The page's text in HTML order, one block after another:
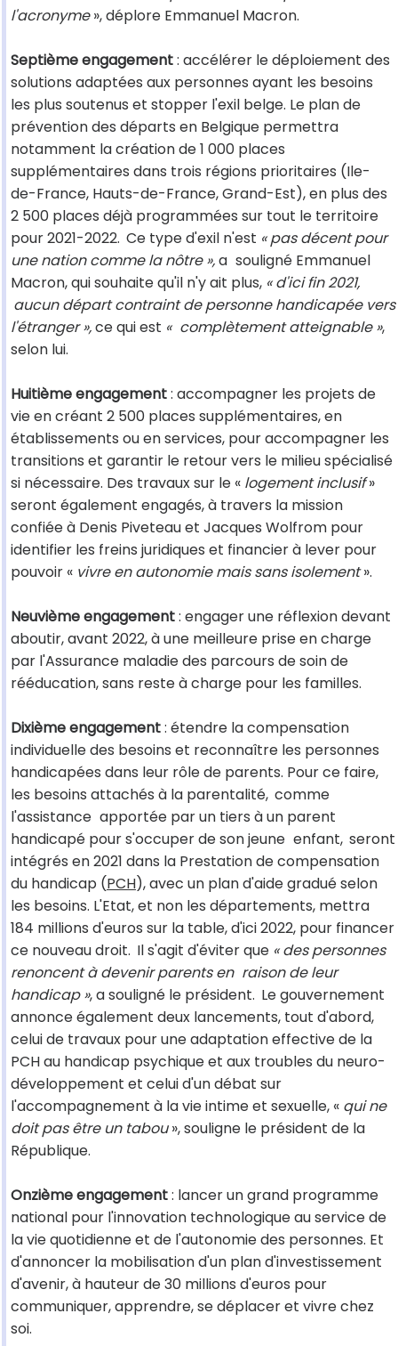
l'acronyme», déplore Emmanuel Macron.
Septième engagement: accélérer le déploiement des
solutions adaptées aux personnes ayant les besoins
les plus soutenus et stopper l'exil belge. Le plan de
prévention des départs en Belgique permettra
notamment la création de 1 000 places
supplémentaires dans trois régions prioritaires (Ile-
de-France, Hauts-de-France, Grand-Est), en plus des
2 500 places déjà programmées sur tout le territoire
pour 2021-2022. Ce type d'exil n'est « pas décent pour
une nation comme la nôtre »,a souligné Emmanuel
Macron, qui souhaite qu'il n'y ait plus, « d'ici fin 2021,
aucun départ contraint de personne handicapée vers
l'étranger »,ce qui est « complètement atteignable »,
selon lui.
Huitième engagement: accompagner les projets de
vie en créant 2 500 places supplémentaires, en
établissements ou en services, pour accompagner les
transitions et garantir le retour vers le milieu spécialisé
si nécessaire. Des travaux sur le « logement inclusif»
seront également engagés, à travers la mission
confiée à Denis Piveteau et Jacques Wolfrom pour
identifier les freins juridiques et financier à lever pour
pouvoir « vivre en autonomie mais sans isolement».
Neuvième engagement: engager une réflexion devant
aboutir, avant 2022, à une meilleure prise en charge
par l'Assurance maladie des parcours de soin de
rééducation, sans reste à charge pour les familles.
Dixième engagement: étendre la compensation
individuelle des besoins et reconnaître les personnes
handicapées dans leur rôle de parents. Pour ce faire,
les besoins attachés à la parentalité, comme
l'assistance apportée par un tiers à un parent
handicapé pour s'occuper de son jeune enfant, seront
intégrés en 2021 dans la Prestation de compensation
du handicap (PCH), avec un plan d'aide gradué selon
les besoins. L'Etat, et non les départements, mettra
184 millions d'euros sur la table, d'ici 2022, pour financer
ce nouveau droit. Il s'agit d'éviter que « des personnes
renoncent à devenir parents en raison de leur
handicap », a souligné le président. Le gouvernement
annonce également deux lancements, tout d'abord,
celui de travaux pour une adaptation effective de la
PCH au handicap psychique et aux troubles du neuro-
développement et celui d'un débat sur
l'accompagnement à la vie intime et sexuelle, « qui ne
doit pas être un tabou», souligne le président de la
République.
Onzième engagement: lancer un grand programme
national pour l'innovation technologique au service de
la vie quotidienne et de l'autonomie des personnes. Et
d'annoncer la mobilisation d'un plan d'investissement
d'avenir, à hauteur de 30 millions d'euros pour
communiquer, apprendre, se déplacer et vivre chez
soi.